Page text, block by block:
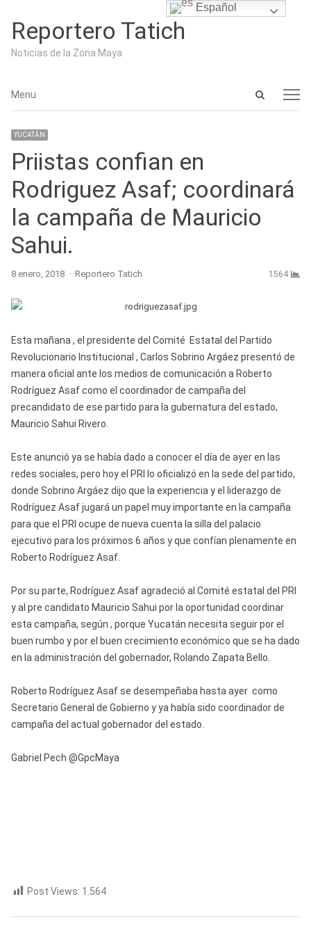
Reportero Tatich
Noticias de la Zona Maya
Open
Menu
Menu
YUCATÁN
Priistas confian en
Rodriguez Asaf; coordinará
la campaña de Mauricio
Sahui.
8 enero, 2018 Author
Reportero Tatich 1564
Esta mañana , el presidente del Comité Estatal del Partido
Revolucionario Institucional , Carlos Sobrino Argáez presentó de
manera oficial ante los medios de comunicación a Roberto
Rodríguez Asaf como el coordinador de campaña del
precandidato de ese partido para la gubernatura del estado,
Mauricio Sahui Rivero.
Este anunció ya se había dado a conocer el día de ayer en las
redes sociales, pero hoy el PRI lo oficializó en la sede del partido,
donde Sobrino Argáez dijo que la experiencia y el liderazgo de
Rodríguez Asaf jugará un papel muy importante en la campaña
para que el PRI ocupe de nueva cuenta la silla del palacio
ejecutivo para los próximos 6 años y que confían plenamente en
Roberto Rodríguez Asaf.
Por su parte, Rodríguez Asaf agradeció al Comité estatal del PRI
y al pre candidato Mauricio Sahui por la oportunidad coordinar
esta campaña, según , porque Yucatán necesita seguir por el
buen rumbo y por el buen crecimiento económico que se ha dado
en la administración del gobernador, Rolando Zapata Bello.
Roberto Rodríguez Asaf se desempeñaba hasta ayer como
Secretario General de Gobierno y ya había sido coordinador de
campaña del actual gobernador del estado.
Gabriel Pech @GpcMaya
Post Views: 1.564
Español